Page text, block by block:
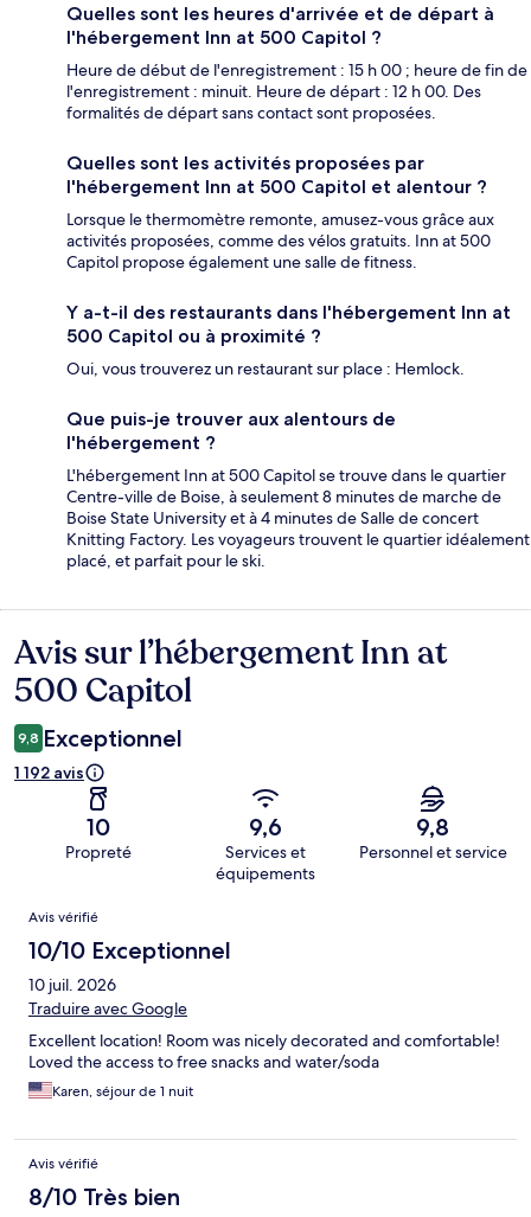
Quelles sont les heures d'arrivée et de départ à
l'hébergement Inn at 500 Capitol ?
Heure de début de l'enregistrement : 15 h 00 ; heure de fin de
l'enregistrement : minuit. Heure de départ : 12 h 00. Des
formalités de départ sans contact sont proposées.
Quelles sont les activités proposées par
l'hébergement Inn at 500 Capitol et alentour ?
Lorsque le thermomètre remonte, amusez-vous grâce aux
activités proposées, comme des vélos gratuits. Inn at 500
Capitol propose également une salle de fitness.
Y a-t-il des restaurants dans l'hébergement Inn at
500 Capitol ou à proximité ?
Oui, vous trouverez un restaurant sur place : Hemlock.
Que puis-je trouver aux alentours de
l'hébergement ?
L'hébergement Inn at 500 Capitol se trouve dans le quartier
Centre-ville de Boise, à seulement 8 minutes de marche de
Boise State University et à 4 minutes de Salle de concert
Knitting Factory. Les voyageurs trouvent le quartier idéalement
placé, et parfait pour le ski.
Avis
Avis sur l’hébergement Inn at
500 Capitol
9,8 Exceptionnel
1 192 avis
10
Propreté
9,6
Services et
équipements
9,8
Personnel et service
Avis
Avis vérifié
10/10 Exceptionnel
10 juil. 2026
Traduire avec Google
Excellent location! Room was nicely decorated and comfortable!
Loved the access to free snacks and water/soda
Karen, séjour de 1 nuit
Avis vérifié
8/10 Très bien